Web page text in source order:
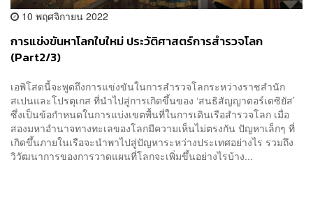
10 พฤศจิกายน 2022
การแข่งขันหาโลกใบใหม่ ประวัติศาสตร์การสำรวจโลก
(Part2/3)
เอพิโสดนี้จะพูดถึงการแข่งขันในการสำรวจโลกระหว่างราชสำนัก
สเปนและโปรตุเกส ที่นำไปสู่การเกิดขึ้นของ ‘สนธิสัญญาตอร์เดซิยัส’
ซึ่งเป็นข้อกำหนดในการแบ่งเขตพื้นที่ในการเดินเรือสำรวจโลก เมื่อ
สองมหาอำนาจทางทะเลของโลกมีความเห็นไม่ตรงกัน ปัญหาเล็กๆ ที่
เกิดขึ้นภายในเรือจะนำพาไปสู่ปัญหาระหว่างประเทศอย่างไร รวมถึง
วิวัฒนาการของการวาดแผนที่โลกจะเพิ่มขึ้นอย่างไรบ้าง...